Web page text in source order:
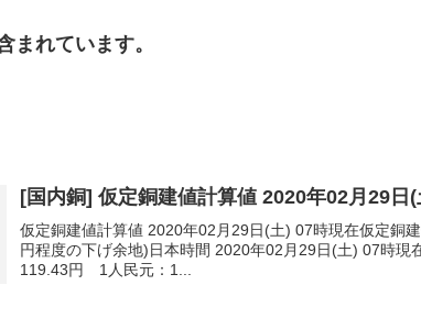
まれています。
[国内銅] 仮定銅建値計算値 2020年02月29日
仮定銅建値計算値 2020年02月29日(土) 07時現在仮定銅
円程度の下げ余地)日本時間 2020年02月29日(土) 07時
119.43円 1人民元：1...